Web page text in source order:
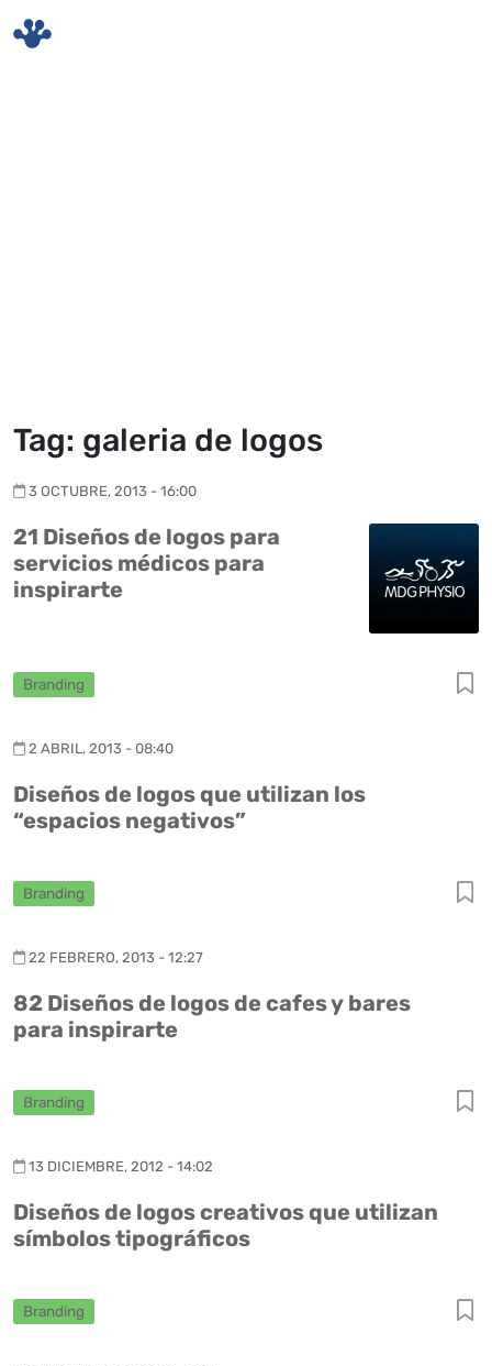
Tag: galeria de logos
3 OCTUBRE, 2013 - 16:00
21 Diseños de logos para
servicios médicos para
inspirarte
Branding
2 ABRIL, 2013 - 08:40
Diseños de logos que utilizan los
“espacios negativos”
Branding
22 FEBRERO, 2013 - 12:27
82 Diseños de logos de cafes y bares
para inspirarte
Branding
13 DICIEMBRE, 2012 - 14:02
Diseños de logos creativos que utilizan
símbolos tipográficos
Branding